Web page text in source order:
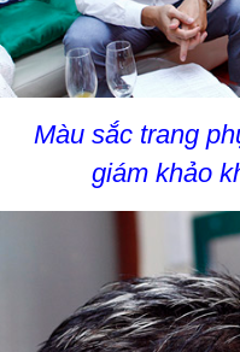
Màu sắc trang
giám khảo